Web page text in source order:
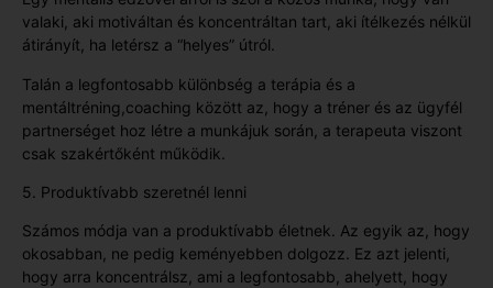
valaki, aki motiváltan és koncentráltan tart, aki ítélkezés nélkül
átirányít, ha letérsz a “helyes” útról.
Talán a legfontosabb különbség a terápia és a
mentáltréning,coaching között az, hogy a tréner és az ügyfél
partnerséget hoz létre a munkájuk során, a terapeuta viszont
csak szakértőként működik.
5. Produktívabb szeretnél lenni
Számos módja van a produktívabb életnek. Az egyik az, hogy
okosabban, ne pedig keményebben dolgozz. Ez azt jelenti,
hogy arra koncentrálsz, ami a legfontosabb, ahelyett, hogy